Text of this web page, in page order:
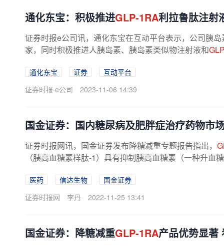
通化东宝：积极推进GLP-1RA利拉鲁肽注射
证券时报e公司讯，通化东宝在互动平台表示，公司胰
家，同时积极推进人胰岛素、胰岛素类似物注射液和
通化东宝 证券
互动平台
证券时报·e公司
2023-11-06 14:39
国金证券：国内糖尿病及肥胖症治疗药物市
证券时报网讯，国金证券发布降糖减重专题报告指出，
（胰高血糖素样肽-1）具有抑制胰高血糖素（一种升
医药 信达生物
国金证券
证券时报网
李丹 2022-11-25 13:41
国金证券：降糖减重GLP-1RA产品优势显著